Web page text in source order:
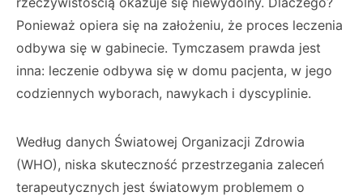
Ponieważ opiera się na założeniu, że proces leczenia
odbywa się w gabinecie. Tymczasem prawda jest
inna: leczenie odbywa się w domu pacjenta, w jego
codziennych wyborach, nawykach i dyscyplinie.
Według danych Światowej Organizacji Zdrowia
(WHO), niska skuteczność przestrzegania zaleceń
terapeutycznych jest światowym problemem o